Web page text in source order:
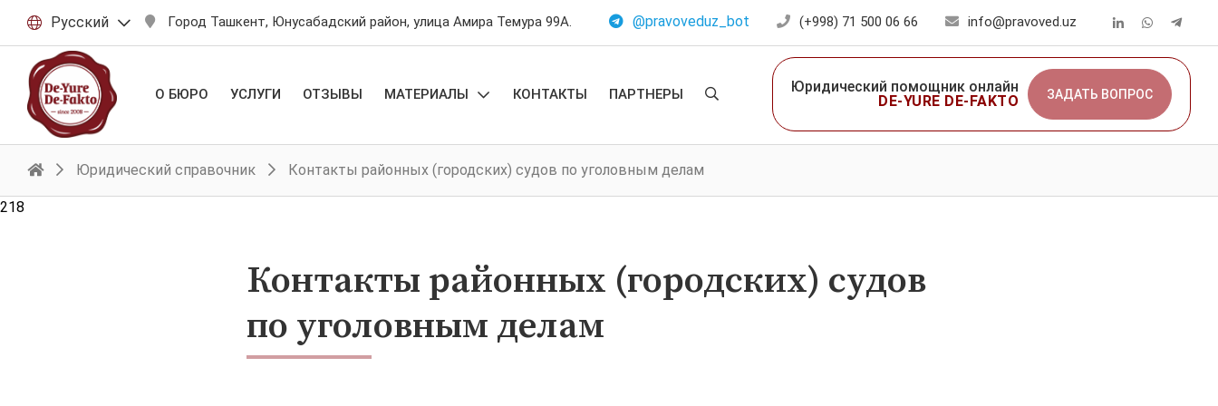
Русский Город Ташкент, Юнусабадский район, улица Амира Темура 99А. @pravoveduz_bot (+998) 71 500 06 66 info@pravoved.uz
О БЮРО УСЛУГИ ОТЗЫВЫ МАТЕРИАЛЫ КОНТАКТЫ ПАРТНЕРЫ
Юридический помощник онлайн
DE-YURE DE-FAKTO
ЗАДАТЬ ВОПРОС
Юридический справочник Контакты районных (городских) судов по уголовным делам
218
Контакты районных (городских) судов
по уголовным делам